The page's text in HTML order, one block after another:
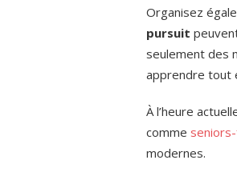
Organisez
pursuit
seulement des
apprendre tout
À l’heure
comme
modernes.